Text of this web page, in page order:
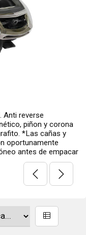
- MARURI
con 9 + 1 ruleman
● 9+1 Rulemanes
● Piñón y
● Recuperación